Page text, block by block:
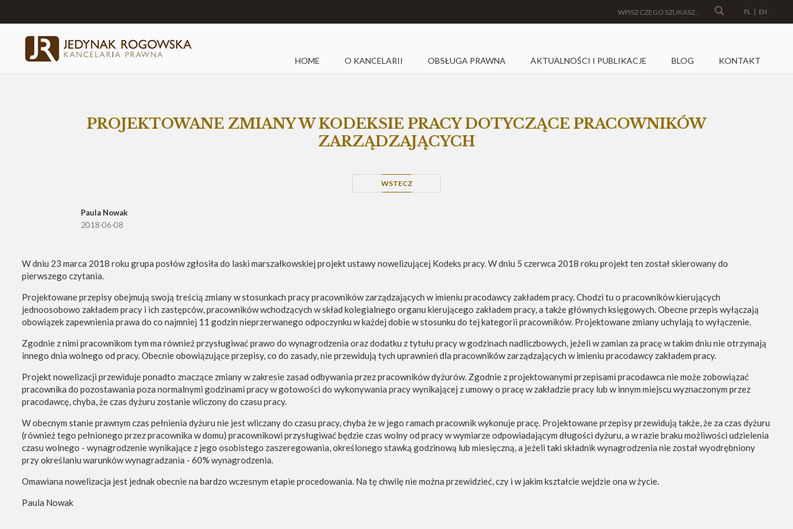
PL | EN
HOME O KANCELARII OBSŁUGA PRAWNA AKTUALNOŚCI I PUBLIKACJE BLOG KONTAKT
PROJEKTOWANE ZMIANY W KODEKSIE PRACY DOTYCZĄCE PRACOWNIKÓW
ZARZĄDZAJĄCYCH
WSTECZ
Paula Nowak
2018-06-08
W dniu 23 marca 2018 roku grupa posłów zgłosiła do laski marszałkowskiej projekt ustawy nowelizującej Kodeks pracy. W dniu 5 czerwca 2018 roku projekt ten został skierowany do
pierwszego czytania.
Projektowane przepisy obejmują swoją treścią zmiany w stosunkach pracy pracowników zarządzających w imieniu pracodawcy zakładem pracy. Chodzi tu o pracowników kierujących
jednoosobowo zakładem pracy i ich zastępców, pracowników wchodzących w skład kolegialnego organu kierującego zakładem pracy, a także głównych księgowych. Obecne przepis wyłączają
obowiązek zapewnienia prawa do co najmniej 11 godzin nieprzerwanego odpoczynku w każdej dobie w stosunku do tej kategorii pracowników. Projektowane zmiany uchylają to wyłączenie.
Zgodnie z nimi pracownikom tym ma również przysługiwać prawo do wynagrodzenia oraz dodatku z tytułu pracy w godzinach nadliczbowych, jeżeli w zamian za pracę w takim dniu nie otrzymają
innego dnia wolnego od pracy. Obecnie obowiązujące przepisy, co do zasady, nie przewidują tych uprawnień dla pracowników zarządzających w imieniu pracodawcy zakładem pracy.
Projekt nowelizacji przewiduje ponadto znaczące zmiany w zakresie zasad odbywania przez pracowników dyżurów. Zgodnie z projektowanymi przepisami pracodawca nie może zobowiązać
pracownika do pozostawania poza normalnymi godzinami pracy w gotowości do wykonywania pracy wynikającej z umowy o pracę w zakładzie pracy lub w innym miejscu wyznaczonym przez
pracodawcę, chyba, że czas dyżuru zostanie wliczony do czasu pracy.
W obecnym stanie prawnym czas pełnienia dyżuru nie jest wliczany do czasu pracy, chyba że w jego ramach pracownik wykonuje pracę. Projektowane przepisy przewidują także, że za czas dyżuru
(również tego pełnionego przez pracownika w domu) pracownikowi przysługiwać będzie czas wolny od pracy w wymiarze odpowiadającym długości dyżuru, a w razie braku możliwości udzielenia
czasu wolnego - wynagrodzenie wynikające z jego osobistego zaszeregowania, określonego stawką godzinową lub miesięczną, a jeżeli taki składnik wynagrodzenia nie został wyodrębniony
przy określaniu warunków wynagradzania - 60% wynagrodzenia.
Omawiana nowelizacja jest jednak obecnie na bardzo wczesnym etapie procedowania. Na tę chwilę nie można przewidzieć, czy i w jakim kształcie wejdzie ona w życie.
Paula Nowak